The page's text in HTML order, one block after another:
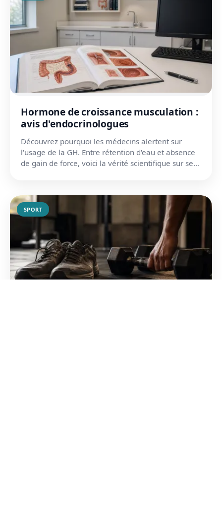
Hormone de croissance musculation :
avis d'endocrinologues
Découvrez pourquoi les médecins alertent sur
l'usage de la GH. Entre rétention d'eau et absence
de gain de force, voici la vérité scientifique sur ses
SPORT